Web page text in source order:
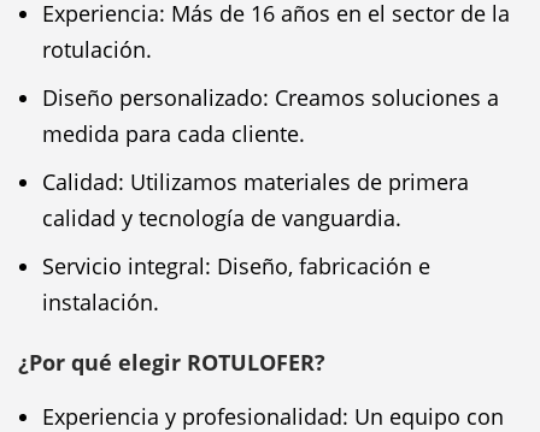
Experiencia: Más de 16 años en el sector de la
rotulación.
Diseño personalizado: Creamos soluciones a
medida para cada cliente.
Calidad: Utilizamos materiales de primera
calidad y tecnología de vanguardia.
Servicio integral: Diseño, fabricación e
instalación.
¿Por qué elegir ROTULOFER?
Experiencia y profesionalidad: Un equipo con